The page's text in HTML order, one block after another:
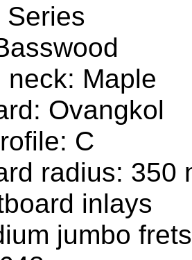
Series
neck: Maple
Ovangkol
C
radius: 350
inlays
jumbo frets